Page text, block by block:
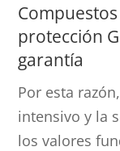
protección
garantía
Por esta
intensivo y la
los valores